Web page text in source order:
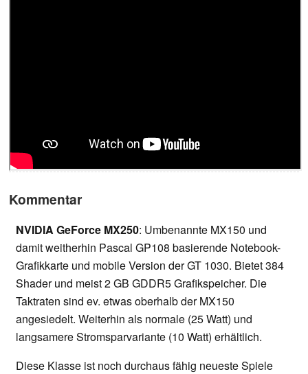
Kommentar
NVIDIA GeForce MX250: Umbenannte MX150 und
damit weitherhin Pascal GP108 basierende Notebook-
Grafikkarte und mobile Version der GT 1030. Bietet 384
Shader und meist 2 GB GDDR5 Grafikspeicher. Die
Taktraten sind ev. etwas oberhalb der MX150
angesiedelt. Weiterhin als normale (25 Watt) und
langsamere Stromsparvariante (10 Watt) erhältlich.
Diese Klasse ist noch durchaus fähig neueste Spiele